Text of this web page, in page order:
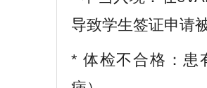
导致学生签证申请
* 体检不合格：患